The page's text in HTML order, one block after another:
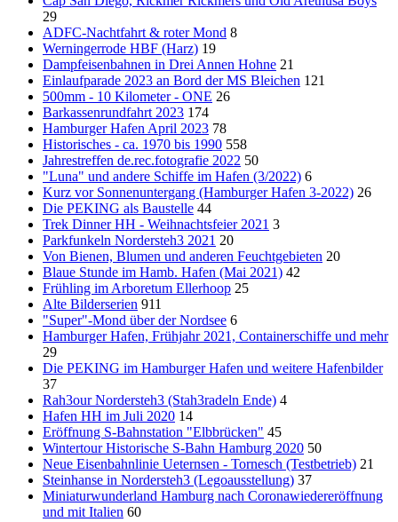
29
ADFC-Nachtfahrt & roter Mond 8
Werningerrode HBF (Harz) 19
Dampfeisenbahnen in Drei Annen Hohne 21
Einlaufparade 2023 an Bord der MS Bleichen 121
500mm - 10 Kilometer - ONE 26
Barkassenrundfahrt 2023 174
Hamburger Hafen April 2023 78
Historisches - ca. 1970 bis 1990 558
Jahrestreffen de.rec.fotografie 2022 50
"Luna" und andere Schiffe im Hafen (3/2022) 6
Kurz vor Sonnenuntergang (Hamburger Hafen 3-2022) 26
Die PEKING als Baustelle 44
Trek Dinner HH - Weihnachtsfeier 2021 3
Parkfunkeln Nordersteh3 2021 20
Von Bienen, Blumen und anderen Feuchtgebieten 20
Blaue Stunde im Hamb. Hafen (Mai 2021) 42
Frühling im Arboretum Ellerhoop 25
Alte Bilderserien 911
"Super"-Mond über der Nordsee 6
Hamburger Hafen, Frühjahr 2021, Containerschiffe und mehr
29
Die PEKING im Hamburger Hafen und weitere Hafenbilder
37
Rah3our Nordersteh3 (Stah3radeln Ende) 4
Hafen HH im Juli 2020 14
Eröffnung S-Bahnstation "Elbbrücken" 45
Wintertour Historische S-Bahn Hamburg 2020 50
Neue Eisenbahnlinie Ueternsen - Tornesch (Testbetrieb) 21
Steinhanse in Nordersteh3 (Legoausstellung) 37
Miniaturwunderland Hamburg nach Coronawiedereröffnung
und mit Italien 60